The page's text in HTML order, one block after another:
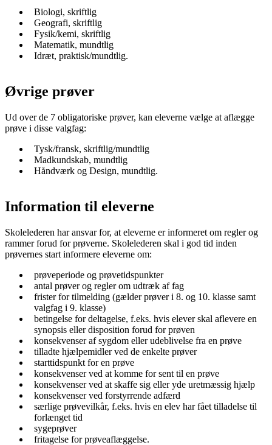
Biologi, skriftlig
Geografi, skriftlig
Fysik/kemi, skriftlig
Matematik, mundtlig
Idræt, praktisk/mundtlig.
Øvrige prøver
Ud over de 7 obligatoriske prøver, kan eleverne vælge at aflægge
prøve i disse valgfag:
Tysk/fransk, skriftlig/mundtlig
Madkundskab, mundtlig
Håndværk og Design, mundtlig.
Information til eleverne
Skolelederen har ansvar for, at eleverne er informeret om regler og
rammer forud for prøverne. Skolelederen skal i god tid inden
prøvernes start informere eleverne om:
prøveperiode og prøvetidspunkter
antal prøver og regler om udtræk af fag
frister for tilmelding (gælder prøver i 8. og 10. klasse samt
valgfag i 9. klasse)
betingelse for deltagelse, f.eks. hvis elever skal aflevere en
synopsis eller disposition forud for prøven
konsekvenser af sygdom eller udeblivelse fra en prøve
tilladte hjælpemidler ved de enkelte prøver
starttidspunkt for en prøve
konsekvenser ved at komme for sent til en prøve
konsekvenser ved at skaffe sig eller yde uretmæssig hjælp
konsekvenser ved forstyrrende adfærd
særlige prøvevilkår, f.eks. hvis en elev har fået tilladelse til
forlænget tid
sygeprøver
fritagelse for prøveaflæggelse.